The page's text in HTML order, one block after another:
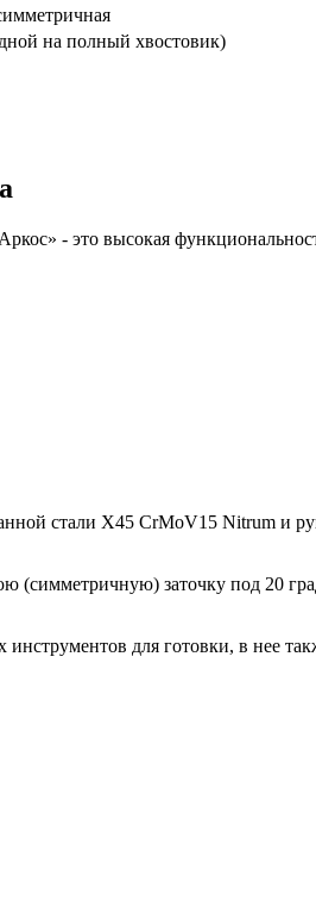
на полный хвостовик)
- это высокая
стали X45 CrMoV15 Nitrum и
заточку под 20
для готовки, в нее